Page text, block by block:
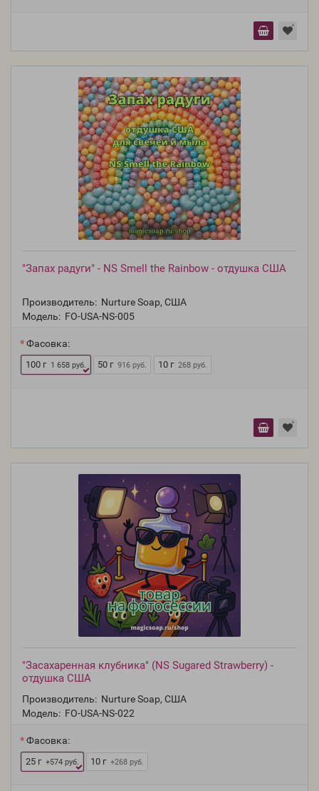
"Запах радуги" - NS Smell the Rainbow - отдушка США
Производитель: Nurture Soap, США
Модель: FO-USA-NS-005
Фасовка:
100 г 1 658 руб. 50 г 916 руб. 10 г 268 руб.
"Засахаренная клубника" (NS Sugared Strawberry) -
отдушка США
Производитель: Nurture Soap, США
Модель: FO-USA-NS-022
Фасовка:
25 г +574 руб. 10 г +268 руб.